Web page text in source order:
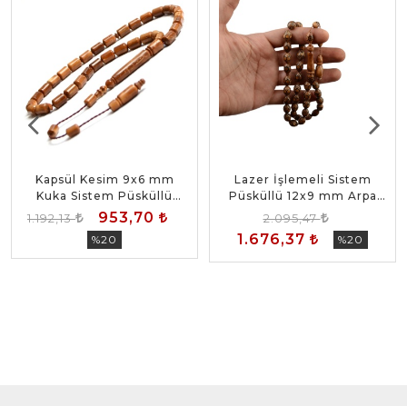
Kapsül Kesim 9x6 mm
Kuka Sistem Püsküllü
Tesbih
1.192,13 953,70
%20
Lazer İşlemeli Sistem
Püsküllü 12x9 mm Arpa
Kesim Kuka Tesbih
2.095,47
1.676,37 %20